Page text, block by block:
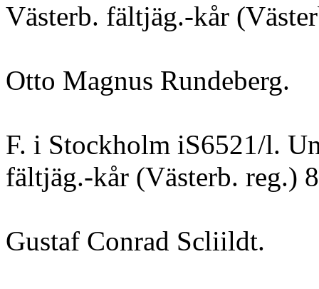
Västerb. fältjäg.-kår
Otto Magnus Rundeberg.
F. i Stockholm iS6521/l.
fältjäg.-kår (Västerb. reg.)
Gustaf Conrad Scliildt.